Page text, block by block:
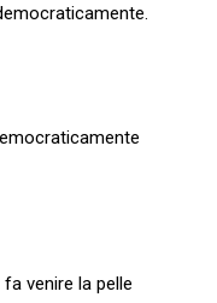
venire la pelle